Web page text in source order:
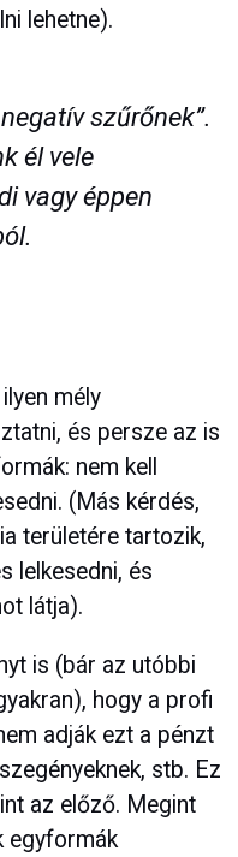
lehetne).
szűrőnek”.
él vele
vagy éppen
mély
és persze az is
nem kell
(Más kérdés,
területére tartozik,
lelkesedni, és
látja).
is (bár az utóbbi
hogy a profi
adják ezt a pénzt
stb. Ez
az előző. Megint
egyformák